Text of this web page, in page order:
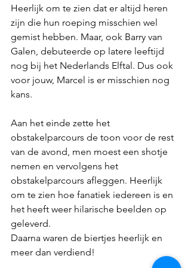
Heerlijk om te zien dat er altijd heren
zijn die hun roeping misschien wel
gemist hebben. Maar, ook Barry van
Galen, debuteerde op latere leeftijd
nog bij het Nederlands Elftal. Dus ook
voor jouw, Marcel is er misschien nog
kans.
Aan het einde zette het
obstakelparcours de toon voor de rest
van de avond, men moest een shotje
nemen en vervolgens het
obstakelparcours afleggen. Heerlijk
om te zien hoe fanatiek iedereen is en
het heeft weer hilarische beelden op
geleverd.
Daarna waren de biertjes heerlijk en
meer dan verdiend!